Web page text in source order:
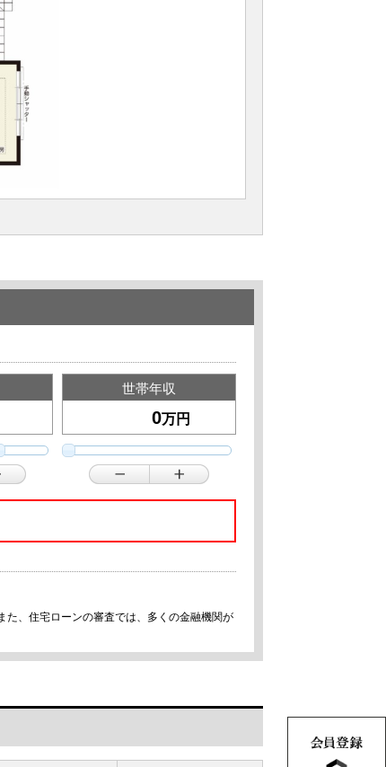
世帯年収
万円
、住宅ローンの審査では、多くの金融機関が